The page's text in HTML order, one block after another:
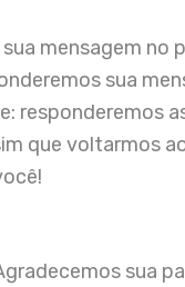
mensagem no
sua
responderemos
que voltarmos
sua